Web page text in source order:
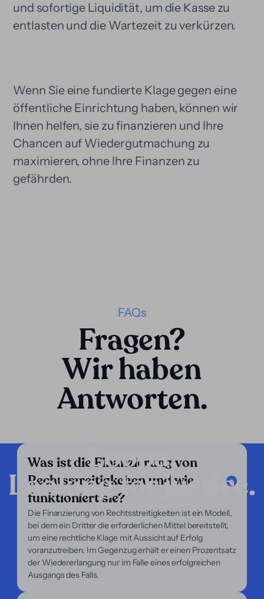
und sofortige Liquidität, um die Kasse zu
entlasten und die Wartezeit zu verkürzen.
Wenn Sie eine fundierte Klage gegen eine
öffentliche Einrichtung haben, können wir
Ihnen helfen, sie zu finanzieren und Ihre
Chancen auf Wiedergutmachung zu
maximieren, ohne Ihre Finanzen zu
gefährden.
FAQs
Fragen?
Wir haben
Antworten.
Was ist die Finanzierung von
Rechtsstreitigkeiten und wie
funktioniert sie?
Die Finanzierung von Rechtsstreitigkeiten ist ein Modell,
bei dem ein Dritter die erforderlichen Mittel bereitstellt,
um eine rechtliche Klage mit Aussicht auf Erfolg
voranzutreiben. Im Gegenzug erhält er einen Prozentsatz
der Wiedererlangung nur im Falle eines erfolgreichen
Ausgangs des Falls.
Loopa.
Looking for justice.
Unternehmen
Unsere Dienstleistungen
Unser Fokus
Über uns
Für Anwälte
Für Kläger